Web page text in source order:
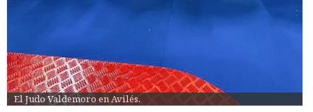
El Judo Valdemoro en Avilés.